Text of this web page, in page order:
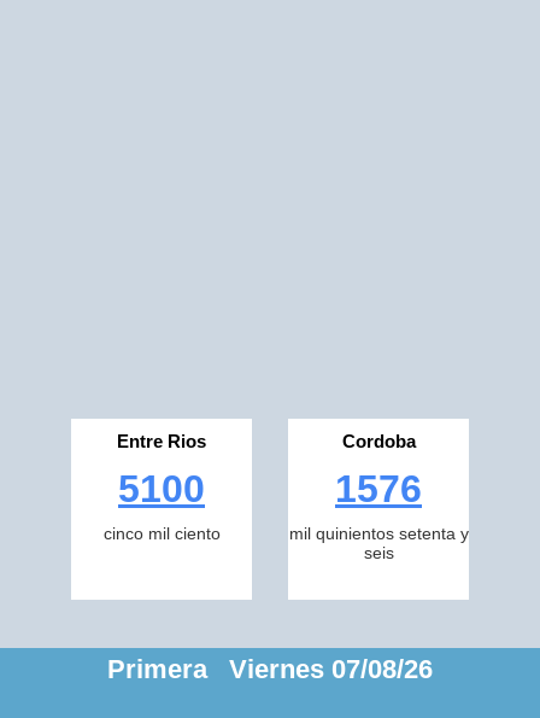
Entre Rios
5100
cinco mil ciento
Cordoba
1576
mil quinientos setenta y
seis
Primera Viernes 07/08/26